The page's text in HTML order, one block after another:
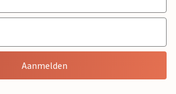
Aanmelden